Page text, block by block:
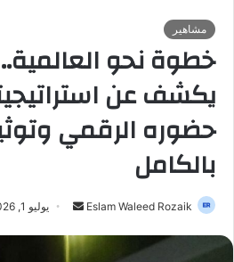
مشاهير
خطوة نحو
يكشف عن
حضوره الرقمي
بالكامل
Eslam Waleed Rozaik
س
يوليو 1, 2026